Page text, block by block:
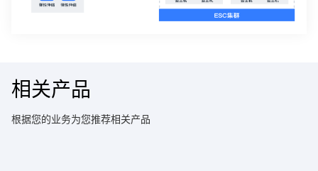
相关产品
根据您的业务为您推荐相关产品